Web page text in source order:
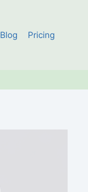
Blog Pricing